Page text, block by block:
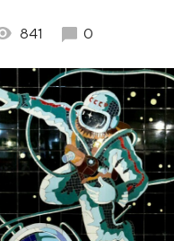
841 0